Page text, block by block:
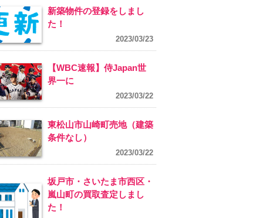
新築物件の登録をしまし
た！
2023/03/23
【WBC速報】侍Japan世
界一に
2023/03/22
東松山市山崎町売地（建築
条件なし）
2023/03/22
坂戸市・さいたま市西区・
嵐山町の買取査定しまし
た！